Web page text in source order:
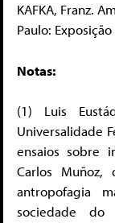
KAFKA, Franz.
Paulo:
Notas:
(1) Luis
Universalidade
ensaios sobre
Carlos Muñoz,
antropofagia
sociedade do